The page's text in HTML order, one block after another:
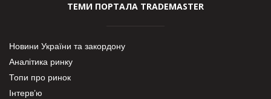
ТЕМИ ПОРТАЛА TRADEMASTER
Новини України та закордону
Аналітика ринку
Топи про ринок
Інтерв’ю